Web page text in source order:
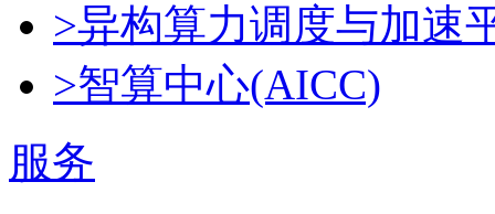
>异构算力调度与加速
>智算中心(AICC)
服务